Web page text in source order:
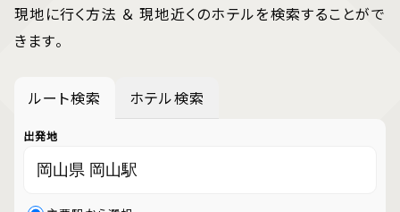
現地に行く方法 ＆ 現地近くのホテルを検索することがで
きます。
ルート検索 ホテル検索
出発地